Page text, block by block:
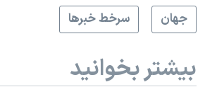
جهان
سرخط خبرها
بیشتر بخوانید